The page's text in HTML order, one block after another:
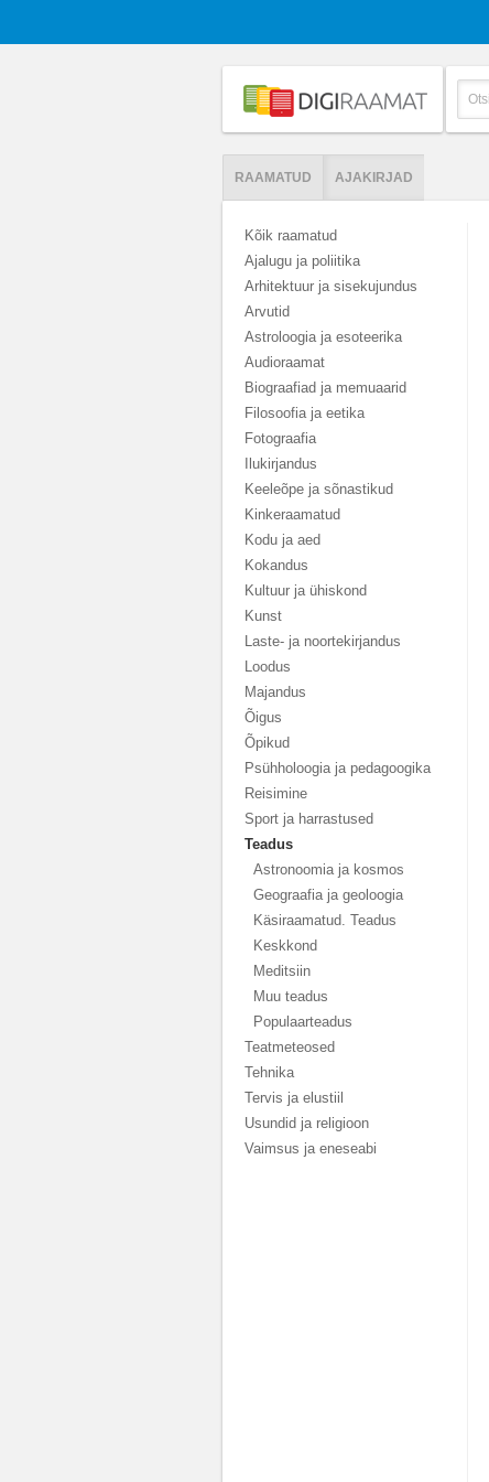
RAAMATUD AJAKIRJAD
Kõik raamatud
Ajalugu ja poliitika
Arhitektuur ja sisekujundus
Arvutid
Astroloogia ja esoteerika
Audioraamat
Biograafiad ja memuaarid
Filosoofia ja eetika
Fotograafia
Ilukirjandus
Keeleõpe ja sõnastikud
Kinkeraamatud
Kodu ja aed
Kokandus
Kultuur ja ühiskond
Kunst
Laste- ja noortekirjandus
Loodus
Majandus
Õigus
Õpikud
Psühholoogia ja pedagoogika
Reisimine
Sport ja harrastused
Teadus
Astronoomia ja kosmos
Geograafia ja geoloogia
Käsiraamatud. Teadus
Keskkond
Meditsiin
Muu teadus
Populaarteadus
Teatmeteosed
Tehnika
Tervis ja elustiil
Usundid ja religioon
Vaimsus ja eneseabi